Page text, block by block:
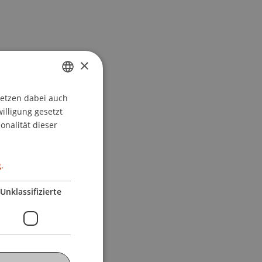
GERMAN
ENGLISH
×
dabei auch
gesetzt
dieser
Unklassifizierte